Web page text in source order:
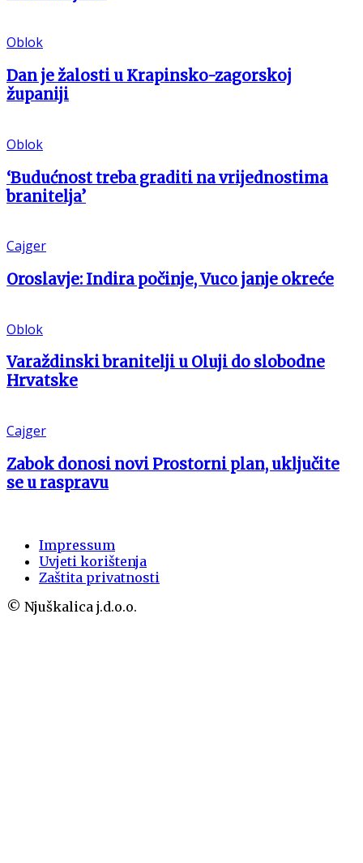
Oblok
Dan je žalosti u Krapinsko-zagorskoj
županiji
Oblok
‘Budućnost treba graditi na vrijednostima
branitelja’
Cajger
Oroslavje: Indira počinje, Vuco janje okreće
Oblok
Varaždinski branitelji u Oluji do slobodne
Hrvatske
Cajger
Zabok donosi novi Prostorni plan, uključite
se u raspravu
Impressum
Uvjeti korištenja
Zaštita privatnosti
© Njuškalica j.d.o.o.